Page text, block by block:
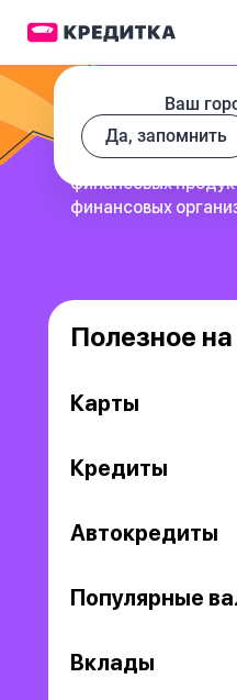
Ваш
Да, запомнить
сервис для поиска
финансовых
финансовых
Полезное
Карты
Кредиты
Автокредиты
Популярные
Вклады